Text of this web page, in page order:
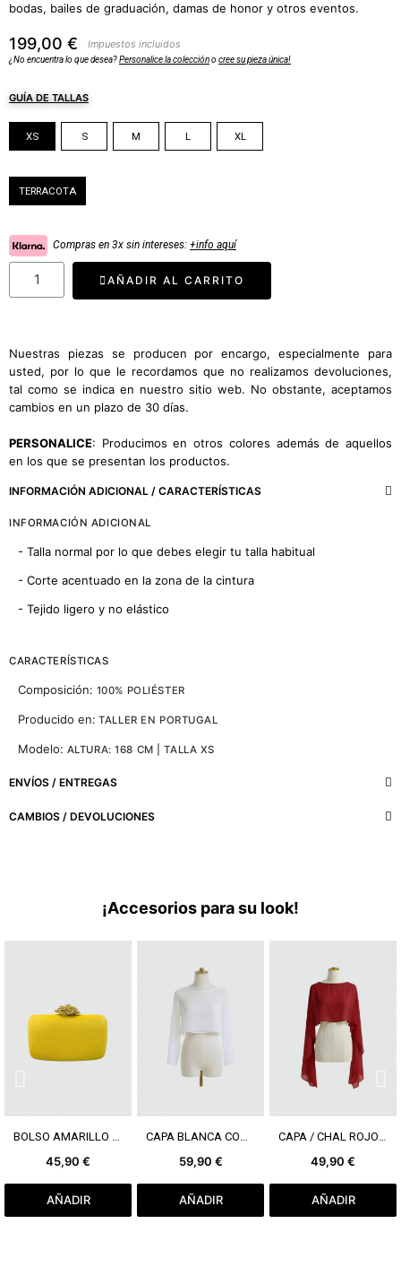
bodas, bailes de graduación, damas de honor y otros eventos.
199,00 € Impuestos incluidos
¿No encuentra lo que desea?Personalice la coleccióno cree su pieza única!
GUÍA DE TALLAS
XS S M L XL
TERRACOTA
Compras en 3x sin intereses: +info aquí
AÑADIR AL CARRITO
Nuestras piezas se producen por encargo, especialmente para
usted, por lo que le recordamos que no realizamos devoluciones,
tal como se indica en nuestro sitio web. No obstante, aceptamos
cambios en un plazo de 30 días.
PERSONALICE: Producimos en otros colores además de aquellos
en los que se presentan los productos.
INFORMACIÓN ADICIONAL / CARACTERÍSTICAS
INFORMACIÓN ADICIONAL
- Talla normal por lo que debes elegir tu talla habitual
- Corte acentuado en la zona de la cintura
- Tejido ligero y no elástico
CARACTERÍSTICAS
Composición: 100% POLIÉSTER
Producido en: TALLER EN PORTUGAL
Modelo: ALTURA: 168 CM | TALLA XS
ENVÍOS / ENTREGAS
CAMBIOS / DEVOLUCIONES
¡Accesorios para su look!
VER MÁS
45,90 €
AÑADIR
VER MÁS
59,90 €
AÑADIR
VER MÁS
49,90 €
AÑADIR